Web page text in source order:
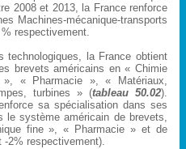
2008 et 2013, la France renforce
Machines-mécanique-transports
respectivement.
technologiques, la France obtient
brevets américains en « Chimie
« Pharmacie », « Matériaux,
turbines » (tableau 50.02).
sa spécialisation dans ses
le système américain de brevets,
fine », « Pharmacie » et de
-2% respectivement).